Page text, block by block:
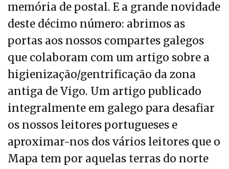
memória de postal. E a grande novidade
deste décimo número: abrimos as
portas aos nossos compartes galegos
que colaboram com um artigo sobre a
higienização/gentrificação da zona
antiga de Vigo. Um artigo publicado
integralmente em galego para desafiar
os nossos leitores portugueses e
aproximar-nos dos vários leitores que o
Mapa tem por aquelas terras do norte